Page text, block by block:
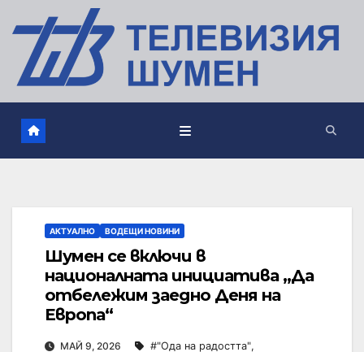
АКТУАЛНО ВОДЕЩИ НОВИНИ
Шумен се включи в
националната инициатива „Да
отбележим заедно Деня на
Европа“
МАЙ 9, 2026 #"Ода на радостта",